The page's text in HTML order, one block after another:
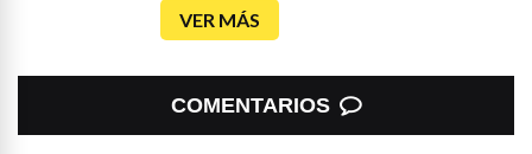
VER MÁS
COMENTARIOS